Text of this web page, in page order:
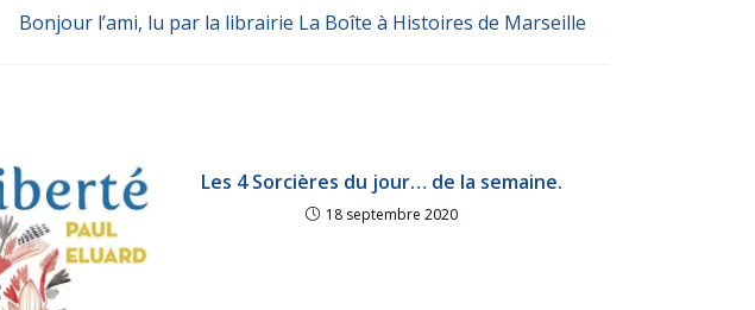
Bonjour l’ami, lu par la librairie La Boîte à Histoires de Marseille
Les 4 Sorcières du jour… de la semaine.
18 septembre 2020